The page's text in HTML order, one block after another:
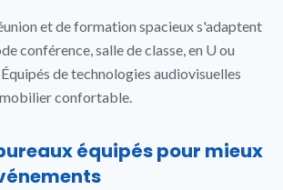
et de formation spacieux s'adaptent
conférence, salle de classe, en U ou
de technologies audiovisuelles
confortable.
équipés pour mieux